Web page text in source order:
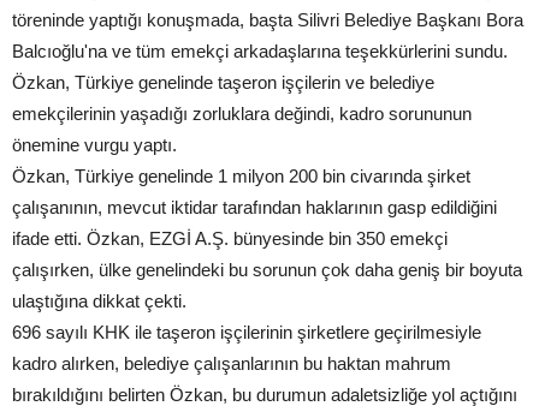
töreninde yaptığı konuşmada, başta Silivri Belediye Başkanı Bora
Balcıoğlu'na ve tüm emekçi arkadaşlarına teşekkürlerini sundu.
Özkan, Türkiye genelinde taşeron işçilerin ve belediye
emekçilerinin yaşadığı zorluklara değindi, kadro sorununun
önemine vurgu yaptı.
Özkan, Türkiye genelinde 1 milyon 200 bin civarında şirket
çalışanının, mevcut iktidar tarafından haklarının gasp edildiğini
ifade etti. Özkan, EZGİ A.Ş. bünyesinde bin 350 emekçi
çalışırken, ülke genelindeki bu sorunun çok daha geniş bir boyuta
ulaştığına dikkat çekti.
696 sayılı KHK ile taşeron işçilerinin şirketlere geçirilmesiyle
kadro alırken, belediye çalışanlarının bu haktan mahrum
bırakıldığını belirten Özkan, bu durumun adaletsizliğe yol açtığını